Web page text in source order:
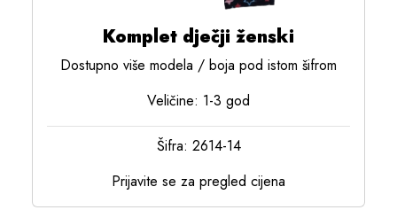
Komplet dječji ženski
Dostupno više modela / boja pod istom šifrom
Veličine: 1-3 god
Šifra: 2614-14
Prijavite se za pregled cijena